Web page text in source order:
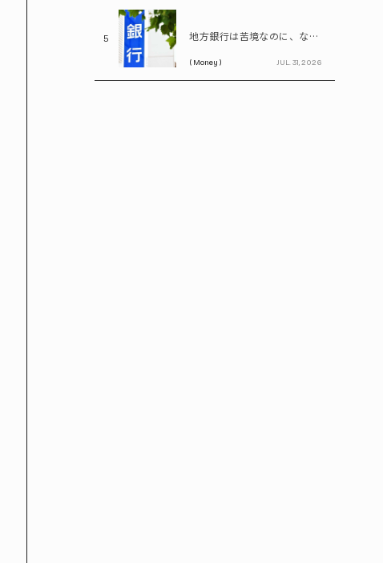
5 地方銀行は苦境なのに、なぜ地銀株は上がる? 再編期待で注目の割安株を読み解く
( Money ) JUL. 31, 2026